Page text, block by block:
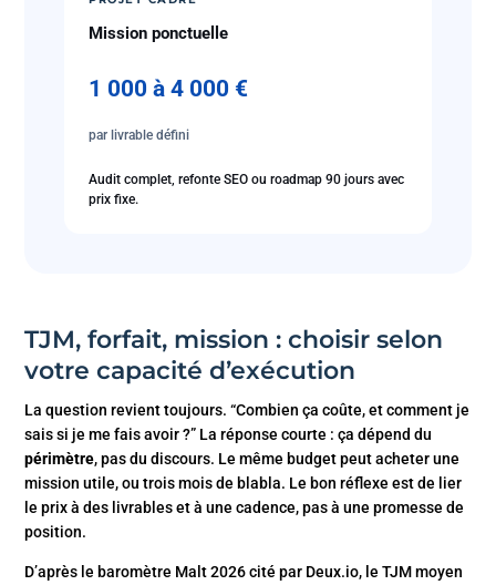
Mission ponctuelle
1 000 à 4 000 €
par livrable défini
Audit complet, refonte SEO ou roadmap 90 jours avec
prix fixe.
TJM, forfait, mission : choisir selon
votre capacité d’exécution
La question revient toujours. “Combien ça coûte, et comment je
sais si je me fais avoir ?” La réponse courte : ça dépend du
périmètre, pas du discours. Le même budget peut acheter une
mission utile, ou trois mois de blabla. Le bon réflexe est de lier
le prix à des livrables et à une cadence, pas à une promesse de
position.
D’après le baromètre Malt 2026 cité par Deux.io, le TJM moyen